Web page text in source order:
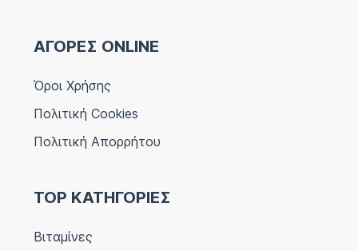
ΑΓΟΡΕΣ ONLINE
Όροι Χρήσης
Πολιτική Cookies
Πολιτική Απορρήτου
TOP ΚΑΤΗΓΟΡΙΕΣ
Βιταμίνες